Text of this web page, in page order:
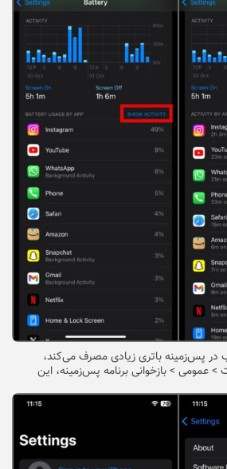
در پس‌زمینه باتری زیادی مصرف می‌کند،
> عمومی > بازخوانی برنامه پس‌زمینه، این